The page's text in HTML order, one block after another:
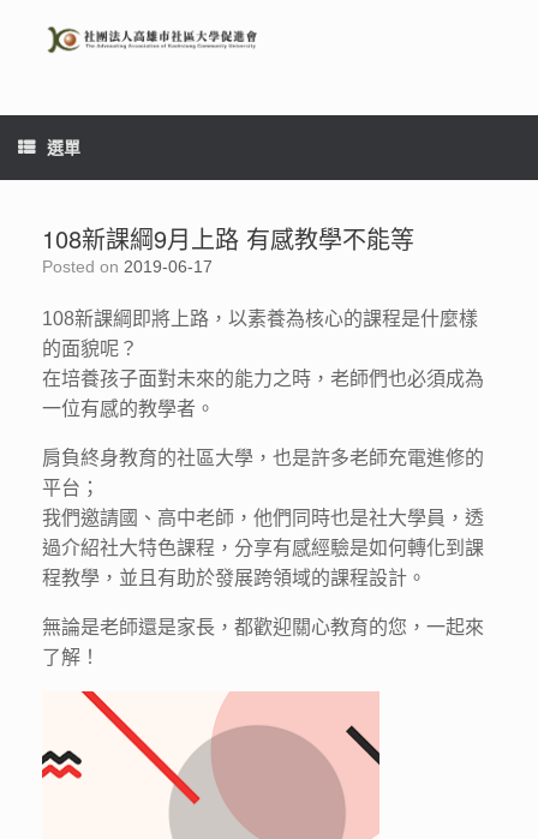
content
選單
108新課綱9月上路 有感教學不能等
Posted on 2019-06-17
108新課綱即將上路，以素養為核心的課程是什麼樣
的面貌呢？
在培養孩子面對未來的能力之時，老師們也必須成為
一位有感的教學者。
肩負終身教育的社區大學，也是許多老師充電進修的
平台；
我們邀請國、高中老師，他們同時也是社大學員，透
過介紹社大特色課程，分享有感經驗是如何轉化到課
程教學，並且有助於發展跨領域的課程設計。
無論是老師還是家長，都歡迎關心教育的您，一起來
了解！